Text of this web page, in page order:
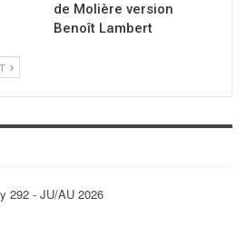
de Molière version
Benoît Lambert
292 - JU/AU 2026